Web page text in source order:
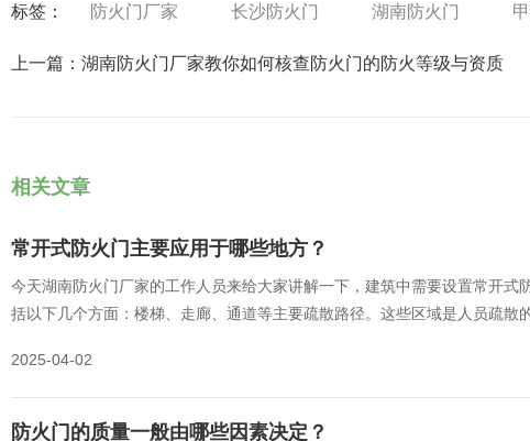
标签： 防火门厂家 长沙防火门 湖南防火门
上一篇： 湖南防火门厂家教你如何核查防火门的防火等级与资质
相关文章
常开式防火门主要应用于哪些地方？
今天湖南防火门厂家的工作人员来给大家讲解一下，建筑中需要设置常开式
括以下几个方面：楼梯、走廊、通道等主要疏散路径。这些区域是人员疏散
2025-04-02
防火门的质量一般由哪些因素决定？